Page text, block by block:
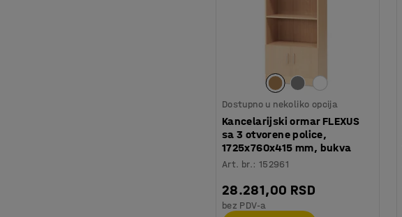
Dostupno u nekoliko opcija
Kancelarijski ormar FLEXUS
sa 3 otvorene police,
1725x760x415 mm, bukva
Art. br.: 152961
28.281,00 RSD
bez PDV-a